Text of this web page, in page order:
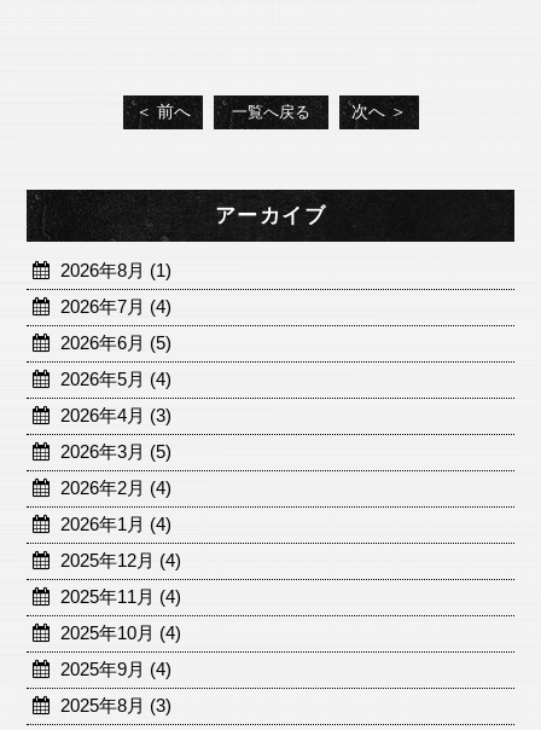
＜ 前へ 一覧へ戻る 次へ ＞
アーカイブ
2026年8月 (1)
2026年7月 (4)
2026年6月 (5)
2026年5月 (4)
2026年4月 (3)
2026年3月 (5)
2026年2月 (4)
2026年1月 (4)
2025年12月 (4)
2025年11月 (4)
2025年10月 (4)
2025年9月 (4)
2025年8月 (3)